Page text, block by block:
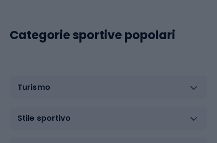
Categorie sportive popolari
Turismo
Stile sportivo